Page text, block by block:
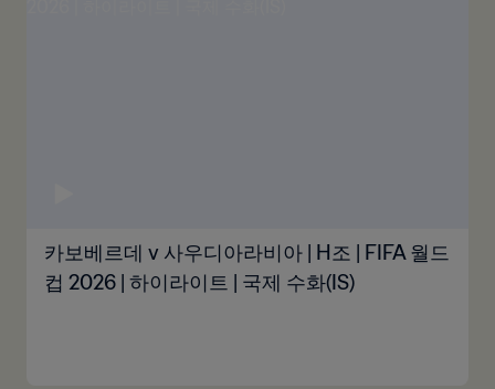
카보베르데 v 사우디아라비아 | H조 | FIFA 월드
컵 2026 | 하이라이트 | 국제 수화(IS)